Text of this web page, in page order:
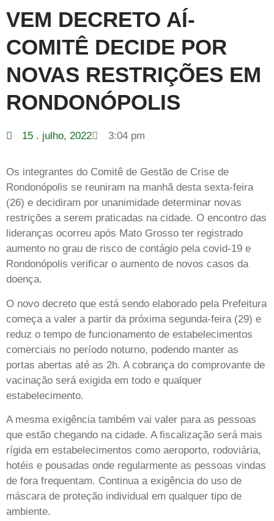
VEM DECRETO AÍ-
COMITÊ DECIDE POR
NOVAS RESTRIÇÕES EM
RONDONÓPOLIS
15 . julho, 2022 3:04 pm
Os integrantes do Comitê de Gestão de Crise de
Rondonópolis se reuniram na manhã desta sexta-feira
(26) e decidiram por unanimidade determinar novas
restrições a serem praticadas na cidade. O encontro das
lideranças ocorreu após Mato Grosso ter registrado
aumento no grau de risco de contágio pela covid-19 e
Rondonópolis verificar o aumento de novos casos da
doença.
O novo decreto que está sendo elaborado pela Prefeitura
começa a valer a partir da próxima segunda-feira (29) e
reduz o tempo de funcionamento de estabelecimentos
comerciais no período noturno, podendo manter as
portas abertas até as 2h. A cobrança do comprovante de
vacinação será exigida em todo e qualquer
estabelecimento.
A mesma exigência também vai valer para as pessoas
que estão chegando na cidade. A fiscalização será mais
rígida em estabelecimentos como aeroporto, rodoviária,
hotéis e pousadas onde regularmente as pessoas vindas
de fora frequentam. Continua a exigência do uso de
máscara de proteção individual em qualquer tipo de
ambiente.